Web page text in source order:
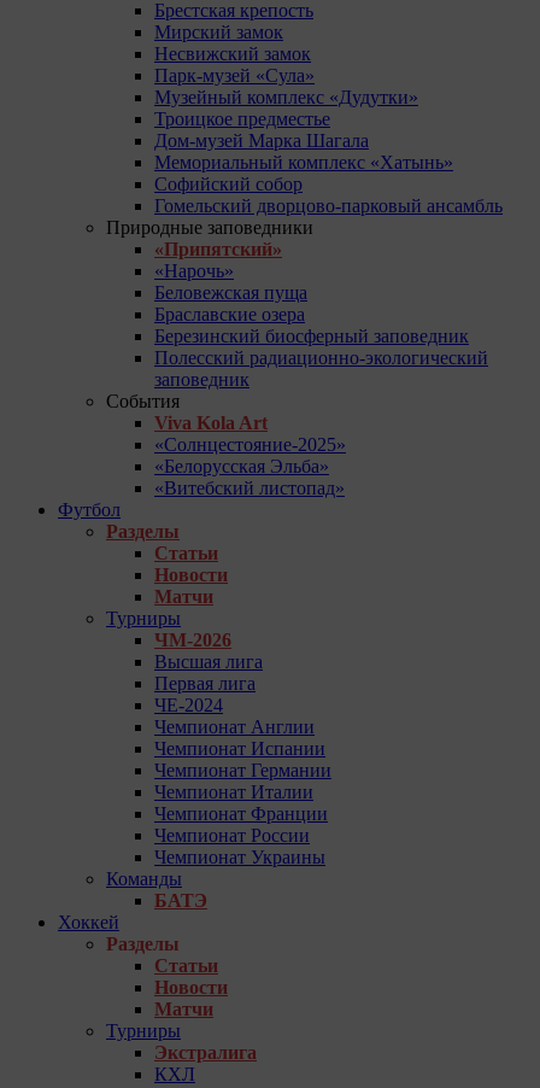
Брестская крепость
Мирский замок
Несвижский замок
Парк-музей «Сула»
Музейный комплекс «Дудутки»
Троицкое предместье
Дом-музей Марка Шагала
Мемориальный комплекс «Хатынь»
Софийский собор
Гомельский дворцово-парковый ансамбль
Природные заповедники
«Припятский»
«Нарочь»
Беловежская пуща
Браславские озера
Березинский биосферный заповедник
Полесский радиационно-экологический
заповедник
События
Viva Kola Art
«Солнцестояние-2025»
«Белорусская Эльба»
«Витебский листопад»
Футбол
Разделы
Статьи
Новости
Матчи
Турниры
ЧМ-2026
Высшая лига
Первая лига
ЧЕ-2024
Чемпионат Англии
Чемпионат Испании
Чемпионат Германии
Чемпионат Италии
Чемпионат Франции
Чемпионат России
Чемпионат Украины
Команды
БАТЭ
Хоккей
Разделы
Статьи
Новости
Матчи
Турниры
Экстралига
КХЛ